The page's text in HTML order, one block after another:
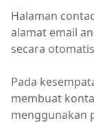
Halaman
alamat email
secara
Pada
membuat
menggunakan